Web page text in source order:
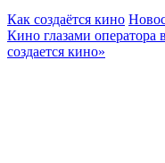
Как создаётся кино
Кино глазами оператора
создается кино»